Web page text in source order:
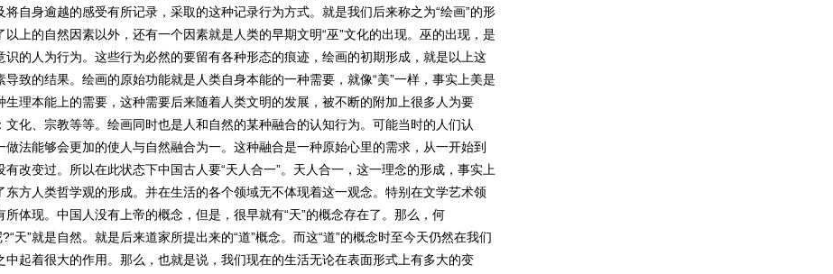
将自身逾越的感受有所记录，采取的这种记录行为方式。就是我们后来称之为“绘画”的形
以上的自然因素以外，还有一个因素就是人类的早期文明“巫”文化的出现。巫的出现，是
识的人为行为。这些行为必然的要留有各种形态的痕迹，绘画的初期形成，就是以上这
导致的结果。绘画的原始功能就是人类自身本能的一种需要，就像“美”一样，事实上美是
生理本能上的需要，这种需要后来随着人类文明的发展，被不断的附加上很多人为要
文化、宗教等等。绘画同时也是人和自然的某种融合的认知行为。可能当时的人们认
做法能够会更加的使人与自然融合为一。这种融合是一种原始心里的需求，从一开始到
有改变过。所以在此状态下中国古人要“天人合一”。天人合一，这一理念的形成，事实上
东方人类哲学观的形成。并在生活的各个领域无不体现着这一观念。特别在文学艺术领
所体现。中国人没有上帝的概念，但是，很早就有“天”的概念存在了。那么，何
?“天”就是自然。就是后来道家所提出来的“道”概念。而这“道”的概念时至今天仍然在我们
中起着很大的作用。那么，也就是说，我们现在的生活无论在表面形式上有多大的变